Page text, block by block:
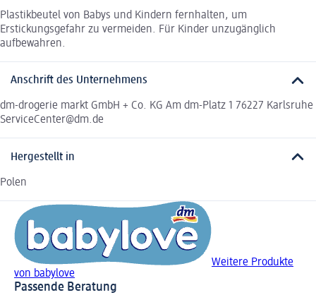
Plastikbeutel von Babys und Kindern fernhalten, um
Erstickungsgefahr zu vermeiden. Für Kinder unzugänglich
aufbewahren.
Anschrift des Unternehmens
dm-drogerie markt GmbH + Co. KG Am dm-Platz 1 76227 Karlsruhe
ServiceCenter@dm.de
Hergestellt in
Polen
Weitere Produkte
von babylove
Passende Beratung